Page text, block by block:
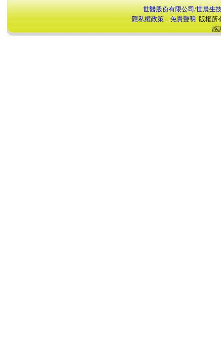
世醫股份有限公司/世晨生
隱私權政策．免責聲明 版權所
感